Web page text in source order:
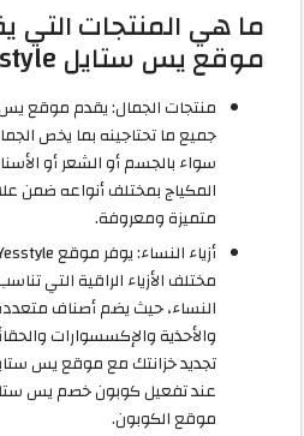
ما هي المنتجات التي
موقع يس ستايل Yesstyle؟
منتجات الجمال: يقدم موقع
جميع ما تحتاجينه بما يخص
سواء بالجسم أو الشعر أو
المكياج بمختلف أنواعه ضمن
متميزة ومعروفة.
مختلف الأزياء الراقية التي
النساء، حيث يضم أصناف
والأحذية والإكسسوارات
تجديد خزانتك مع موقع يس
عند تفعيل كوبون خصم يس
موقع الكوبون.